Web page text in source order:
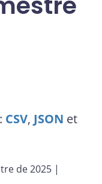
CSV, JSON et
de 2025 |